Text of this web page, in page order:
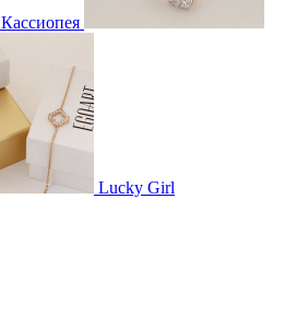
Кассиопея
Lucky Girl